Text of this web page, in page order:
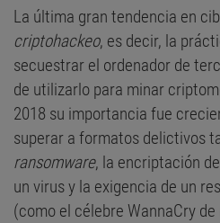
La última gran tendencia en
criptohackeo, es decir, la
secuestrar el ordenador de
de utilizarlo para minar
2018 su importancia fue
superar a formatos delictivos
ransomware, la encriptación
un virus y la exigencia de un
(como el célebre WannaCry de